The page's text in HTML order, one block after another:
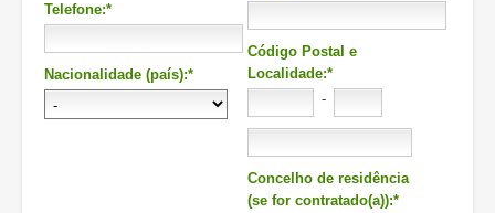
Telefone:*
Nacionalidade (país):*
Código Postal e
Localidade:*
-
Concelho de residência
(se for contratado(a)):*